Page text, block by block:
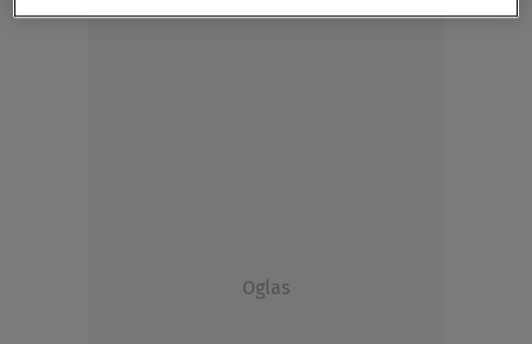
Oglas